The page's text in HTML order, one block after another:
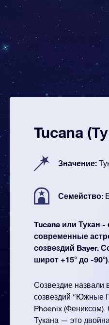
Tucana
Значение:
Семейство:
Tucana или Тукан -
современные
созвездий Bayer.
широт +15° до -
Созвездие назвали
созвездий “Южные
Phoenix (Фениксом).
Тукана — это